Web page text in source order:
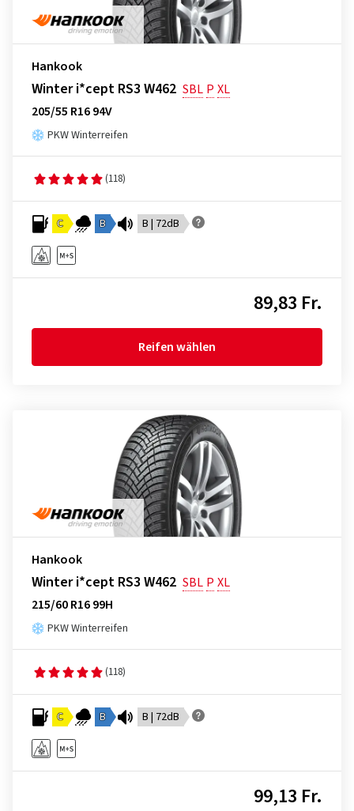
Hankook
Winter i*cept RS3 W462 SBL P XL
205/55 R16 94V
PKW Winterreifen
(118)
C B B | 72dB
89,83 Fr.
Reifen wählen
Hankook
Winter i*cept RS3 W462 SBL P XL
215/60 R16 99H
PKW Winterreifen
(118)
C B B | 72dB
99,13 Fr.